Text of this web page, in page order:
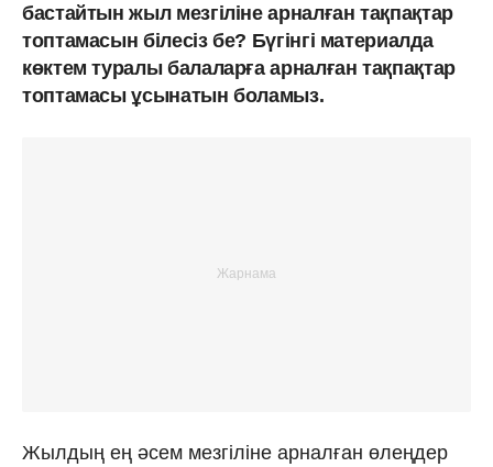
бастайтын жыл мезгіліне арналған тақпақтар
топтамасын білесіз бе? Бүгінгі материалда
көктем туралы балаларға арналған тақпақтар
топтамасы ұсынатын боламыз.
Жылдың ең әсем мезгіліне арналған өлеңдер